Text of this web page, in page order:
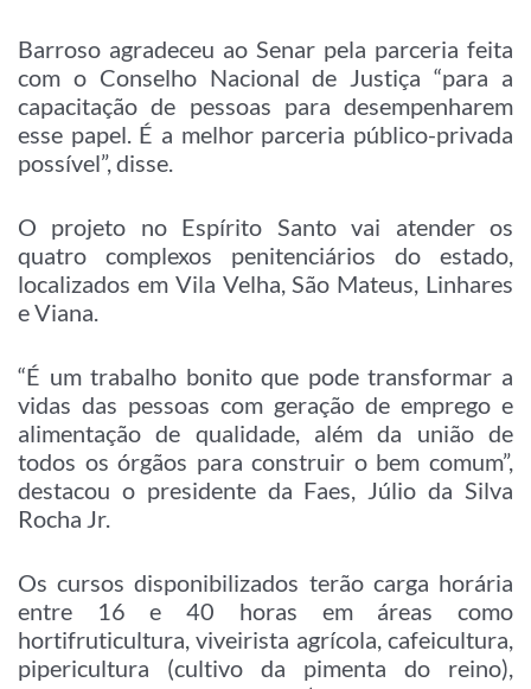
Barroso agradeceu ao Senar pela parceria feita
com o Conselho Nacional de Justiça “para a
capacitação de pessoas para desempenharem
esse papel. É a melhor parceria público-privada
possível”, disse.
O projeto no Espírito Santo vai atender os
quatro complexos penitenciários do estado,
localizados em Vila Velha, São Mateus, Linhares
e Viana.
“É um trabalho bonito que pode transformar a
vidas das pessoas com geração de emprego e
alimentação de qualidade, além da união de
todos os órgãos para construir o bem comum”,
destacou o presidente da Faes, Júlio da Silva
Rocha Jr.
Os cursos disponibilizados terão carga horária
entre 16 e 40 horas em áreas como
hortifruticultura, viveirista agrícola, cafeicultura,
pipericultura (cultivo da pimenta do reino),